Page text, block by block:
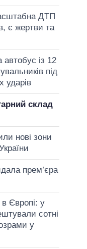
ДТП
є жертви та
із 12
під
ударів
склад
нові зони
прем’єра
в Європі: у
сотні
у